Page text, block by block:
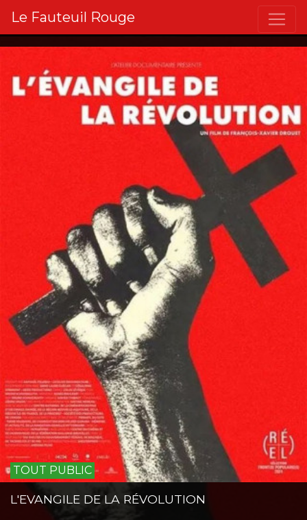
Le Fauteuil Rouge
TOUT PUBLIC
L'EVANGILE DE LA RÉVOLUTION